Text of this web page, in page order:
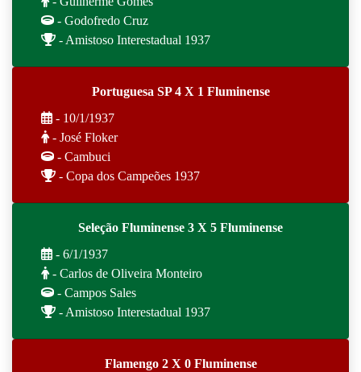
- Godofredo Cruz
- Amistoso Interestadual 1937
Portuguesa SP 4 X 1 Fluminense
- 10/1/1937
- José Floker
- Cambuci
- Copa dos Campeões 1937
Seleção Fluminense 3 X 5 Fluminense
- 6/1/1937
- Carlos de Oliveira Monteiro
- Campos Sales
- Amistoso Interestadual 1937
Flamengo 2 X 0 Fluminense